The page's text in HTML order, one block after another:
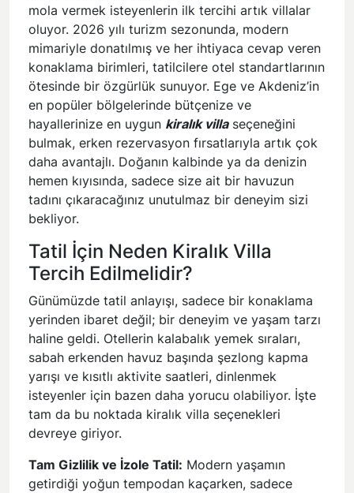
mola vermek isteyenlerin ilk tercihi artık villalar
oluyor. 2026 yılı turizm sezonunda, modern
mimariyle donatılmış ve her ihtiyaca cevap veren
konaklama birimleri, tatilcilere otel standartlarının
ötesinde bir özgürlük sunuyor. Ege ve Akdeniz’in
en popüler bölgelerinde bütçenize ve
hayallerinize en uygun kiralık villaseçeneğini
bulmak, erken rezervasyon fırsatlarıyla artık çok
daha avantajlı. Doğanın kalbinde ya da denizin
hemen kıyısında, sadece size ait bir havuzun
tadını çıkaracağınız unutulmaz bir deneyim sizi
bekliyor.
Tatil İçin Neden Kiralık Villa
Tercih Edilmelidir?
Günümüzde tatil anlayışı, sadece bir konaklama
yerinden ibaret değil; bir deneyim ve yaşam tarzı
haline geldi. Otellerin kalabalık yemek sıraları,
sabah erkenden havuz başında şezlong kapma
yarışı ve kısıtlı aktivite saatleri, dinlenmek
isteyenler için bazen daha yorucu olabiliyor. İşte
tam da bu noktada kiralık villa seçenekleri
devreye giriyor.
Tam Gizlilik ve İzole Tatil: Modern yaşamın
getirdiği yoğun tempodan kaçarken, sadece